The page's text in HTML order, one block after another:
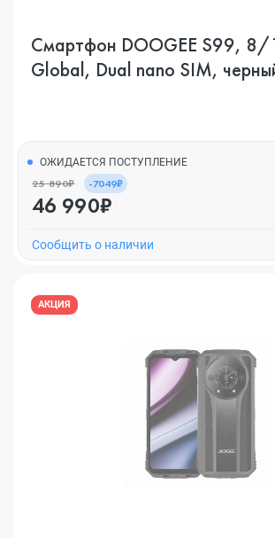
Смартфон DOOGEE S99, 8/
Global, Dual nano SIM,
ОЖИДАЕТСЯ ПОСТУПЛЕНИЕ
25 890₽ -7049₽
46 990₽
Cообщить о наличии
АКЦИЯ